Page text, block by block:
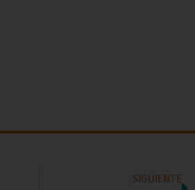
SIGUIENTE